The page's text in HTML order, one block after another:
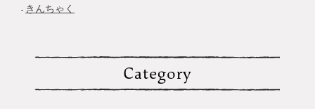
きんちゃく
Category